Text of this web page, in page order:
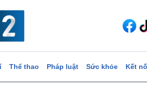
Thể thao Pháp luật Sức khỏe Kết